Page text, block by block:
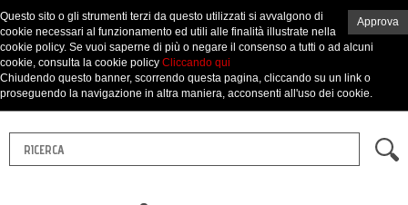
Approva
Questo sito o gli strumenti terzi da questo utilizzati si avvalgono di
cookie necessari al funzionamento ed utili alle finalità illustrate nella
cookie policy. Se vuoi saperne di più o negare il consenso a tutti o ad alcuni
cookie, consulta la cookie policy Cliccando qui
Chiudendo questo banner, scorrendo questa pagina, cliccando su un link o
proseguendo la navigazione in altra maniera, acconsenti all'uso dei cookie.